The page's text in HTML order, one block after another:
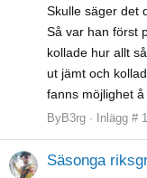
Skulle säger det
Så var han först
kollade hur allt
ut jämt och
fanns möjlighet
ByB3rg Inlägg #
Säsonga